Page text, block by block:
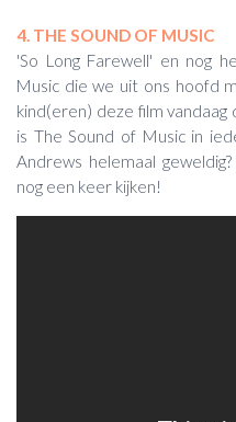
4. THE SOUND OF MUSIC
'So Long Farewell' en nog
Music die we uit ons hoofd
kind(eren) deze film vandaag
is The Sound of Music in
Andrews helemaal
nog een keer kijken!